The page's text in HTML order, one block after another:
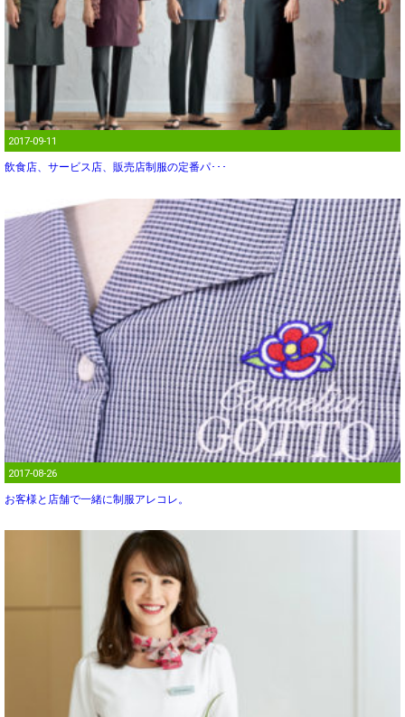
2017-09-11
飲食店、サービス店、販売店制服の定番パ･･･
2017-08-26
お客様と店舗で一緒に制服アレコレ。